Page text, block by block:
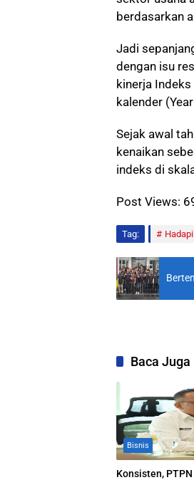
berdasarkan
Jadi
dengan isu
kinerja
kalender
Sejak awal
kenaikan
indeks di
Post Views:
Tag:
Baca Juga
Bisnis
Konsisten,